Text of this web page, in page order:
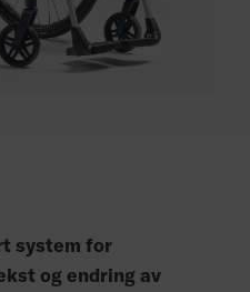
system for
og endring av